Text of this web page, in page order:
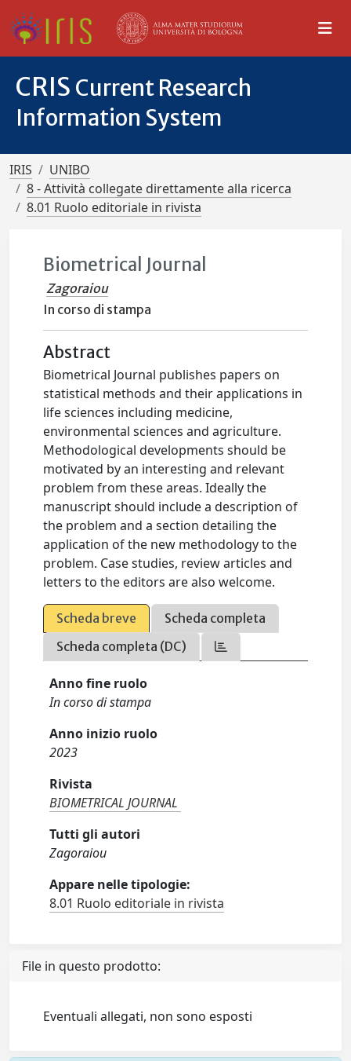
CRIS Current Research
Information System
IRIS
UNIBO
8 - Attività collegate direttamente alla ricerca
8.01 Ruolo editoriale in rivista
Biometrical Journal
Zagoraiou
In corso di stampa
Abstract
Biometrical Journal publishes papers on
statistical methods and their applications in
life sciences including medicine,
environmental sciences and agriculture.
Methodological developments should be
motivated by an interesting and relevant
problem from these areas. Ideally the
manuscript should include a description of
the problem and a section detailing the
application of the new methodology to the
problem. Case studies, review articles and
letters to the editors are also welcome.
Scheda breve
Scheda completa
Scheda completa (DC)
Anno fine ruolo
In corso di stampa
Anno inizio ruolo
2023
Rivista
BIOMETRICAL JOURNAL
Tutti gli autori
Zagoraiou
Appare nelle tipologie:
8.01 Ruolo editoriale in rivista
File in questo prodotto:
Eventuali allegati, non sono esposti